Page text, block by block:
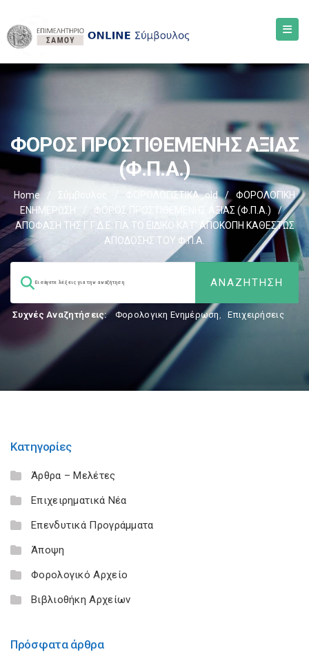
ΦΟΡΟΣ ΠΡΟΣΤΙΘΕΜΕΝΗΣ ΑΞΙΑΣ
(Φ.Π.Α.)
Home / Σύμβουλος ΦΟΡΟΛΟΓΙΣΤΙΚΑ_old /
ΦΟΡΟΛΟΓΙΚΗ
ΕΝΗΜΕΡΩΣΗ
ΦΟΡΟΣ ΠΡΟΣΤΙΘΕΜΕΝΗΣ ΑΞΙΑΣ (Φ.Π.Α.)
/
ΑΠΟΦΑΣΗ ΤΗΣ Γ.Γ.Δ.Ε. ΓΙΑ ΤΟ ΕΙΔΙΚΟ ΚΑΤ’ ΑΠΟΚΟΠΗ ΚΑΘΕΣΤΩΣ
ΑΠΟΔΟΣΗΣ ΤΟΥ Φ.Π.Α.
Συχνές Αναζητήσεις: Φορολογικη Ενημέρωση, Επιχειρήσεις
Κατηγορίες
Άρθρα – Μελέτες
Επιχειρηματικά Νέα
Επενδυτικά Προγράμματα
Άποψη
Φορολογικό Αρχείο
Βιβλιοθήκη Αρχείων
Πρόσφατα άρθρα